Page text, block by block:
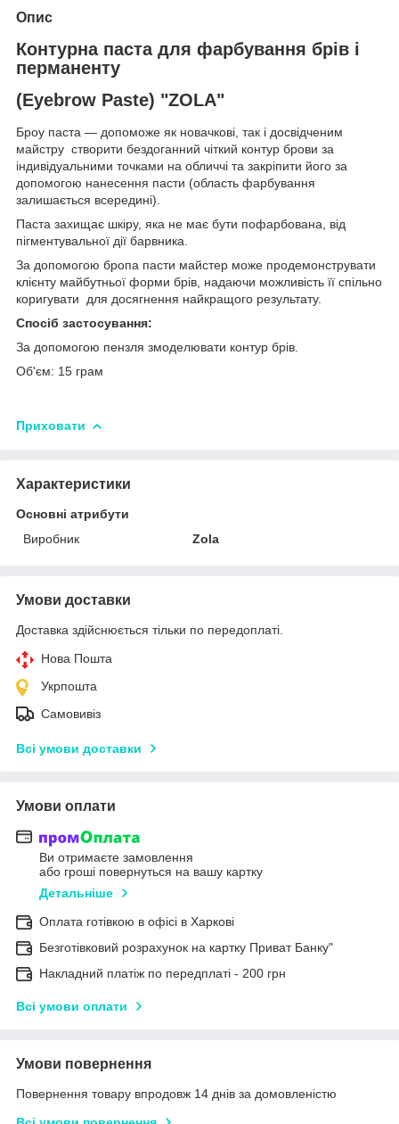
Опис
Контурна паста для фарбування брів і
перманенту
(Eyebrow Paste) "ZOLA"
Броу паста — допоможе як новачкові, так і досвідченим
майстру створити бездоганний чіткий контур брови за
індивідуальними точками на обличчі та закріпити його за
допомогою нанесення пасти (область фарбування
залишається всередині).
Паста захищає шкіру, яка не має бути пофарбована, від
пігментувальної дії барвника.
За допомогою бропа пасти майстер може продемонструвати
клієнту майбутньої форми брів, надаючи можливість її спільно
коригувати для досягнення найкращого результату.
Спосіб застосування:
За допомогою пензля змоделювати контур брів.
Об'єм: 15 грам
Приховати
Характеристики
Основні атрибути
Виробник
Zola
Умови доставки
Доставка здійснюється тільки по передоплаті.
Нова Пошта
Укрпошта
Самовивіз
Всі умови доставки
Умови оплати
Ви отримаєте замовлення
або гроші повернуться на вашу картку
Детальніше
Оплата готівкою в офісі в Харкові
Безготівковий розрахунок на картку Приват Банку"
Накладний платіж по передплаті - 200 грн
Всі умови оплати
Умови повернення
Повернення товару впродовж 14 днів за домовленістю